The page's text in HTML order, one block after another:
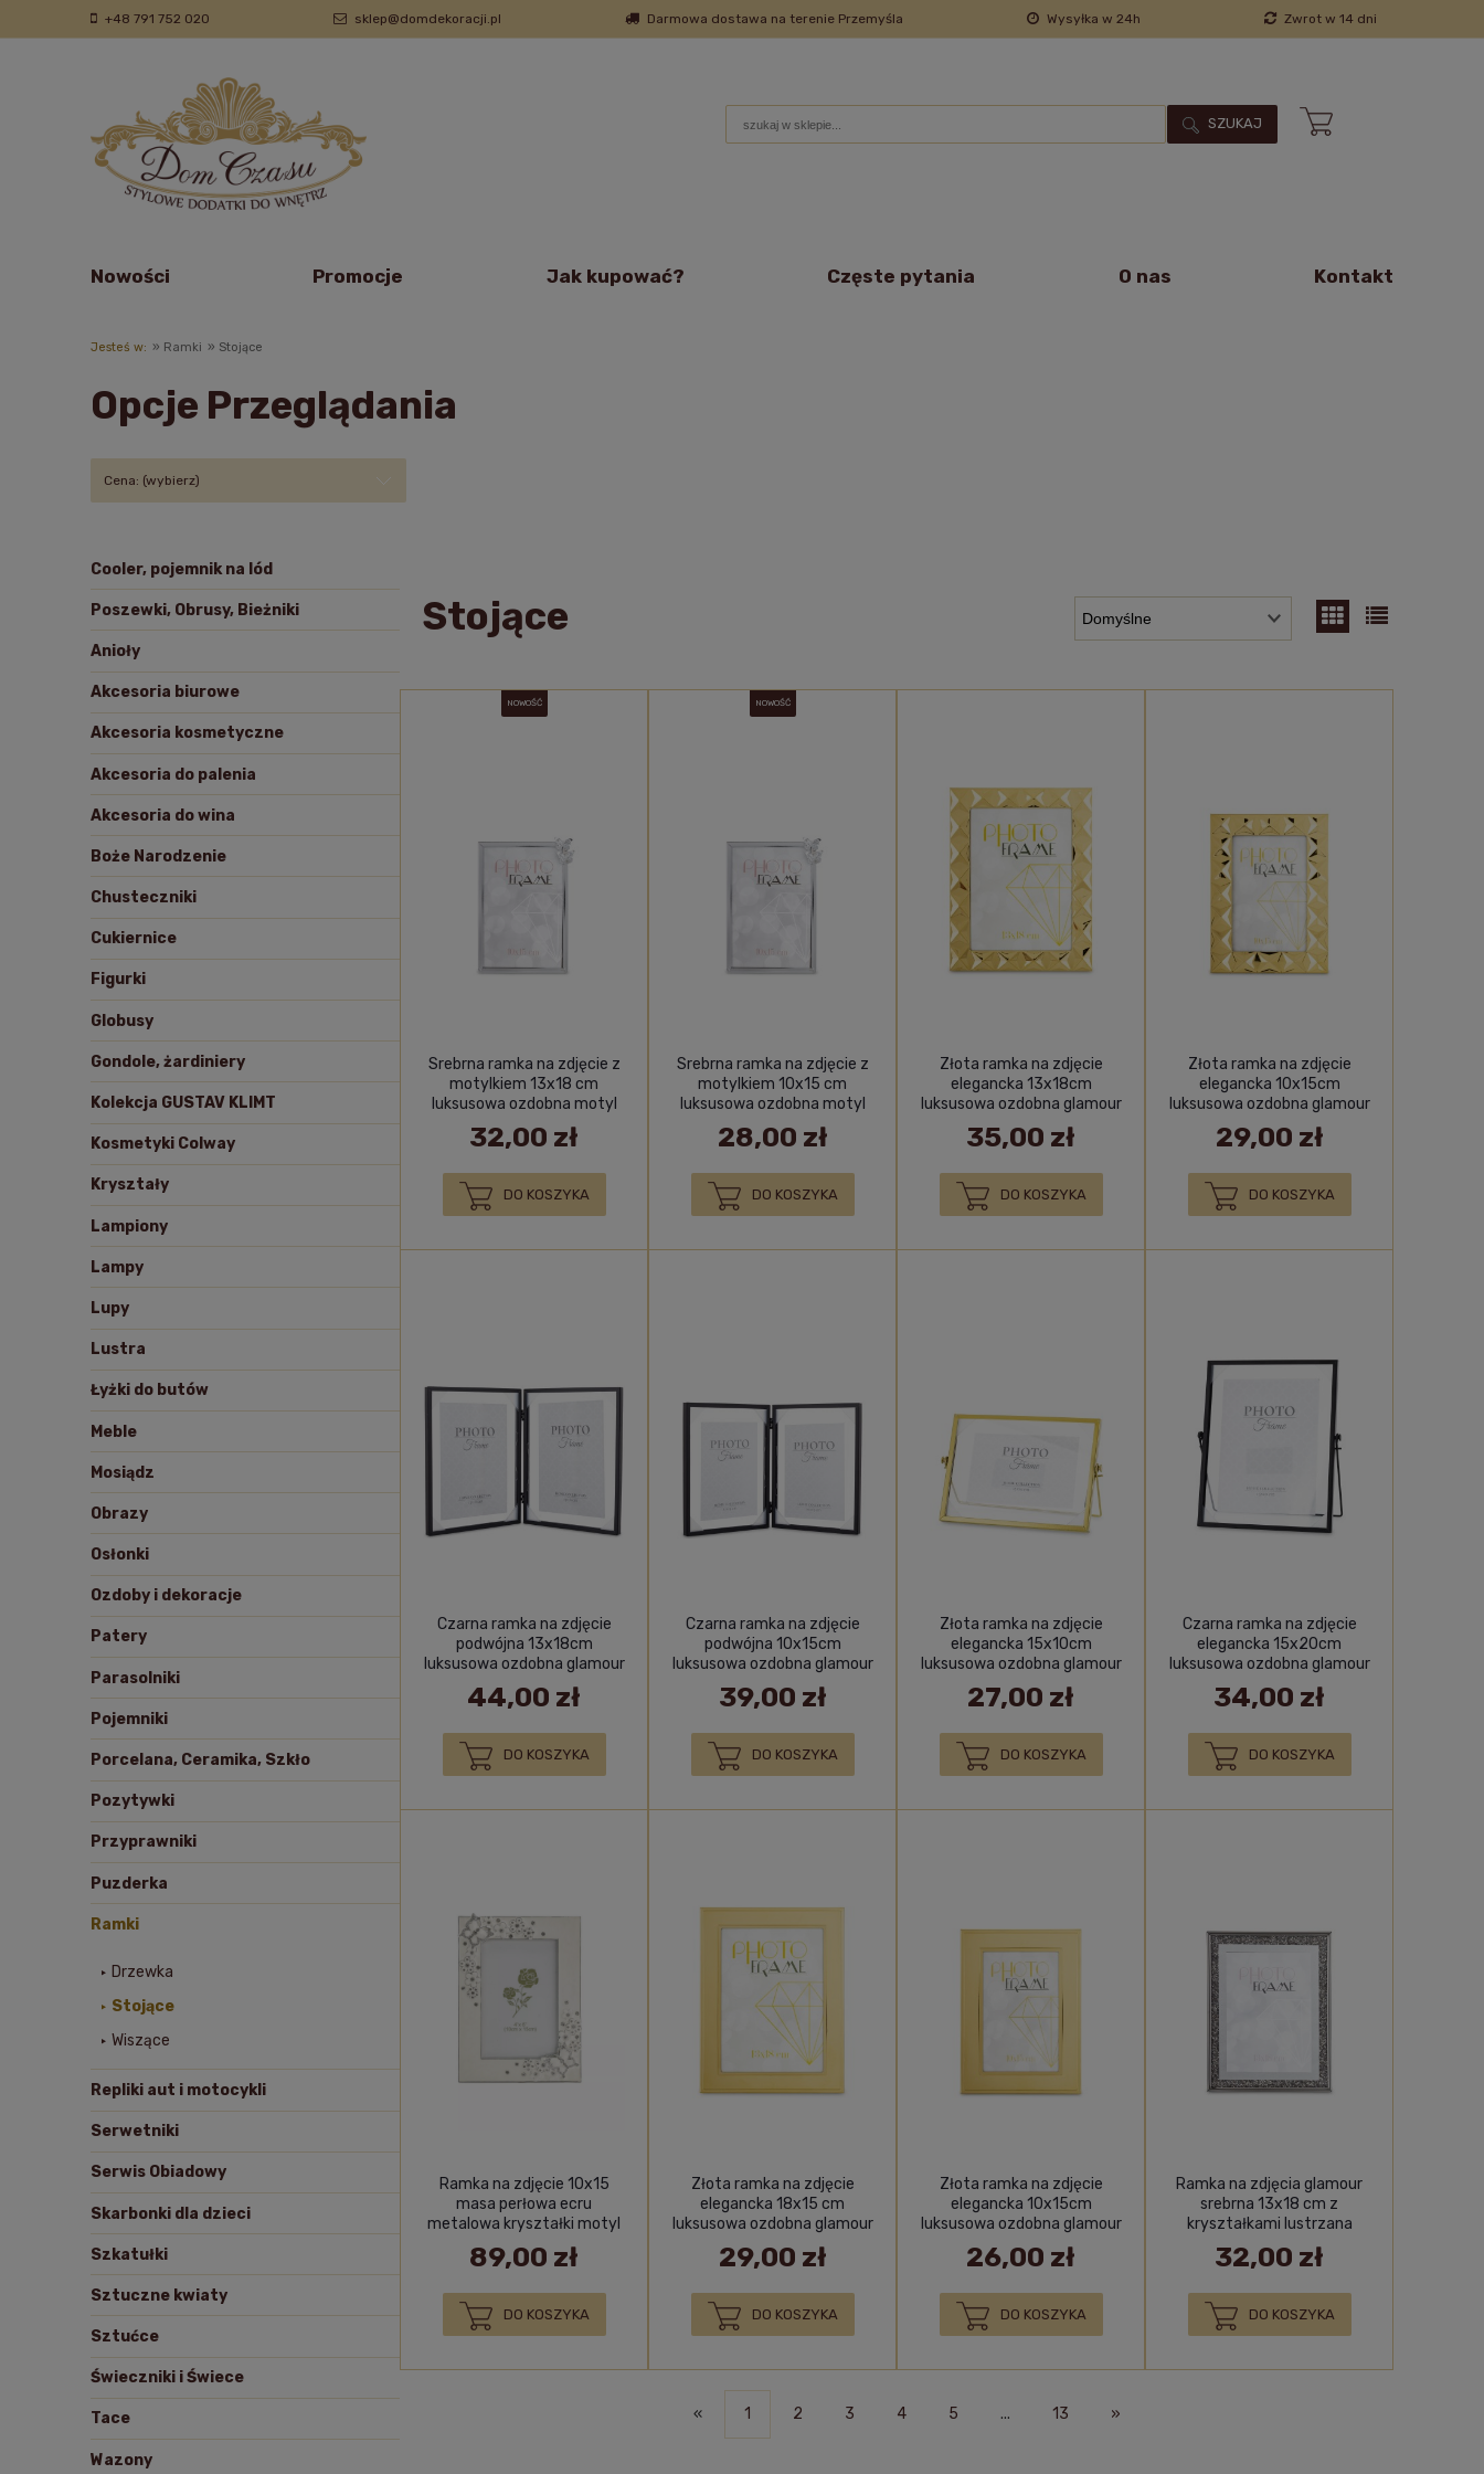
+48 791 752 020 sklep@domdekoracji.pl Darmowa dostawa na terenie Przemyśla Wysyłka w 24h Zwrot w 14 dni
SZUKAJ
Nowości Promocje Jak kupować? Częste pytania O nas Kontakt
Jesteś w: » Ramki » Stojące
Opcje Przeglądania
Cena: (wybierz)
Cooler, pojemnik na lód
Poszewki, Obrusy, Bieżniki
Anioły
Akcesoria biurowe
Akcesoria kosmetyczne
Akcesoria do palenia
Akcesoria do wina
Boże Narodzenie
Chusteczniki
Cukiernice
Figurki
Globusy
Gondole, żardiniery
Kolekcja GUSTAV KLIMT
Kosmetyki Colway
Kryształy
Lampiony
Lampy
Lupy
Lustra
Łyżki do butów
Meble
Mosiądz
Obrazy
Osłonki
Ozdoby i dekoracje
Patery
Parasolniki
Pojemniki
Porcelana, Ceramika, Szkło
Pozytywki
Przyprawniki
Puzderka
Ramki
Drzewka
Stojące
Wiszące
Repliki aut i motocykli
Serwetniki
Serwis Obiadowy
Skarbonki dla dzieci
Szkatułki
Sztuczne kwiaty
Sztućce
Świeczniki i Świece
Tace
Wazony
Stojące
Srebrna ramka na zdjęcie z
motylkiem 13x18 cm
luksusowa ozdobna motyl
32,00 zł
DO KOSZYKA
NOWOŚĆ
Srebrna ramka na zdjęcie z
motylkiem 10x15 cm
luksusowa ozdobna motyl
28,00 zł
DO KOSZYKA
NOWOŚĆ
Złota ramka na zdjęcie
elegancka 13x18cm
luksusowa ozdobna glamour
prezent
35,00 zł
DO KOSZYKA
Złota ramka na zdjęcie
elegancka 10x15cm
luksusowa ozdobna glamour
prezent
29,00 zł
DO KOSZYKA
Czarna ramka na zdjęcie
podwójna 13x18cm
luksusowa ozdobna glamour
książka
44,00 zł
DO KOSZYKA
Czarna ramka na zdjęcie
podwójna 10x15cm
luksusowa ozdobna glamour
książka
39,00 zł
DO KOSZYKA
Złota ramka na zdjęcie
elegancka 15x10cm
luksusowa ozdobna glamour
pozioma
27,00 zł
DO KOSZYKA
Czarna ramka na zdjęcie
elegancka 15x20cm
luksusowa ozdobna glamour
prezent
34,00 zł
DO KOSZYKA
Ramka na zdjęcie 10x15
masa perłowa ecru
metalowa kryształki motyl
kwiatki
89,00 zł
DO KOSZYKA
Złota ramka na zdjęcie
elegancka 18x15 cm
luksusowa ozdobna glamour
prezent
29,00 zł
DO KOSZYKA
Złota ramka na zdjęcie
elegancka 10x15cm
luksusowa ozdobna glamour
prezent
26,00 zł
DO KOSZYKA
Ramka na zdjęcia glamour
srebrna 13x18 cm z
kryształkami lustrzana
ozdoba
32,00 zł
DO KOSZYKA
« 1 2 3 4 5 ... 13 »